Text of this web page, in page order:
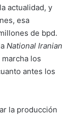
actualidad, y
esa
de bpd.
National Iranian
los
antes los
la producción